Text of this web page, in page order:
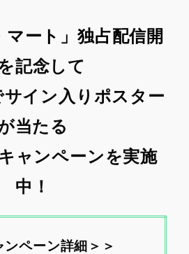
マート」独占配信開
記念して
サイン入りポスター
当たる
ャンペーンを実施
中！
ンペーン詳細＞＞